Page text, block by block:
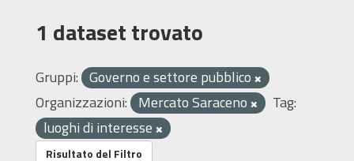
1 dataset trovato
Gruppi: Governo e settore pubblico
Organizzazioni: Mercato Saraceno
Tag:
luoghi di interesse
Risultato del Filtro